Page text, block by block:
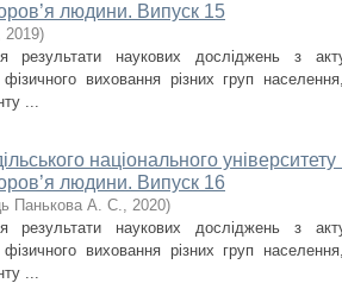
людини. Випуск 15
2019)
результати наукових досліджень з
виховання різних груп населення,
...
національного університету
людини. Випуск 16
Панькова А. С., 2020)
результати наукових досліджень з
виховання різних груп населення,
...